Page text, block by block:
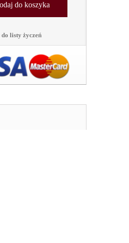
do koszyka
listy życzeń